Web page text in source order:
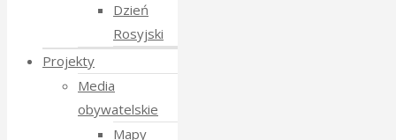
Dzień
Rosyjski
Projekty
Media
obywatelskie
Mapy